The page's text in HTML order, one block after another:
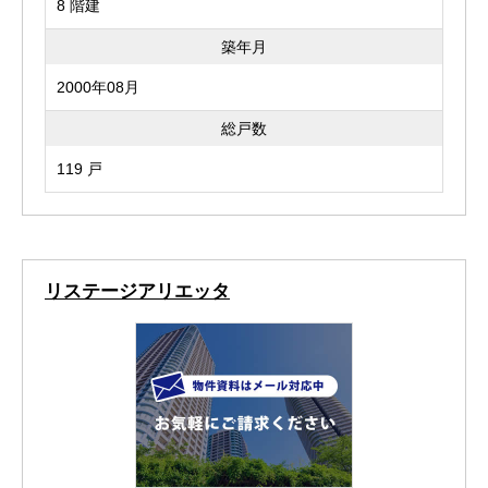
8 階建
築年月
2000年08月
総戸数
119 戸
リステージアリエッタ